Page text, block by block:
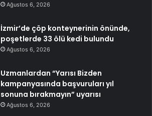
Ağustos 6, 2026
İzmir’de çöp konteynerinin önünde,
poşetlerde 33 ölü kedi bulundu
Ağustos 6, 2026
Uzmanlardan “Yarısı Bizden
kampanyasında başvuruları yıl
sonuna bırakmayın” uyarısı
Ağustos 6, 2026